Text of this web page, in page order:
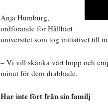
Anja Humburg,
ordförande för Hållbart
universitet som tog initiativet till
– Vi vill skänka vårt hopp och
minut för dem drabbade.
Har inte fört från sin familj